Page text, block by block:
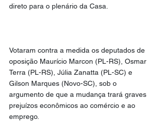
direto para o plenário da Casa.
Votaram contra a medida os deputados de
oposição Maurício Marcon (PL-RS), Osmar
Terra (PL-RS), Júlia Zanatta (PL-SC) e
Gilson Marques (Novo-SC), sob o
argumento de que a mudança trará graves
prejuízos econômicos ao comércio e ao
emprego.